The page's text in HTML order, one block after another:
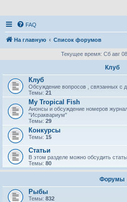
FAQ
На главную Список форумов
Текущее время: Сб авг
Клуб
Клуб
Обсуждение вопросов , связанных с
Темы: 21
My Tropical Fish
Анонсы и обсуждение номеров
"Исраквариум"
Темы: 29
Конкурсы
Темы: 15
Статьи
В этом разделе можно обсудить
Темы: 80
Форумы
Рыбы
Темы: 832